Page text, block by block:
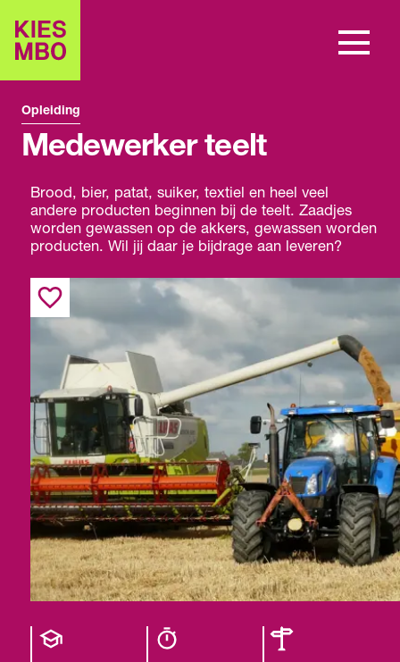
Opleiding
Medewerker teelt
Brood, bier, patat, suiker, textiel en heel veel
andere producten beginnen bij de teelt. Zaadjes
worden gewassen op de akkers, gewassen worden
producten. Wil jij daar je bijdrage aan leveren?
Opleiding
niveau